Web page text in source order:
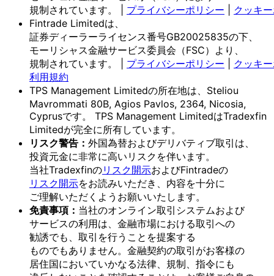
規制されています。
プライバシーポリシー
クッキ
Fintrade Limitedは、
証券ディーラーライセンス番号GB20025835の下、
モーリシャス金融サービス委員会 （FSC）より、
規制されています。
プライバシーポリシー
クッキ
利用規約
TPS Management Limitedの所在地は、 Steliou
Mavrommati 80B, Agios Pavlos, 2364, Nicosia,
Cyprusです。
TPS Management LimitedはTradexfin
Limitedが完全に所有しています。
リスク警告： 外国為替およびデリバティブ取引は、
投資元金に非常に高いリスクを伴います。
当社Tradexfinのリスク開示およびFintradeの
リスク開示をお読みいただき、 内容を十分に
ご理解いただく よう お願いいたします。
免責事項： 当社のオンライン取引システムおよび
サービスの利用は、 金融市場における取引への
勧誘でも、 取引を行う ことを提案する
ものでもありません。 金融契約の取引がお客様の
居住国においていかなる法律、 規制、 指令にも